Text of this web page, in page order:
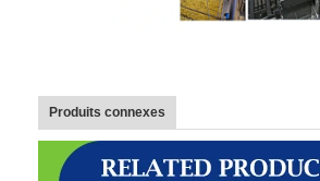
Tous les cas
Produits connexes